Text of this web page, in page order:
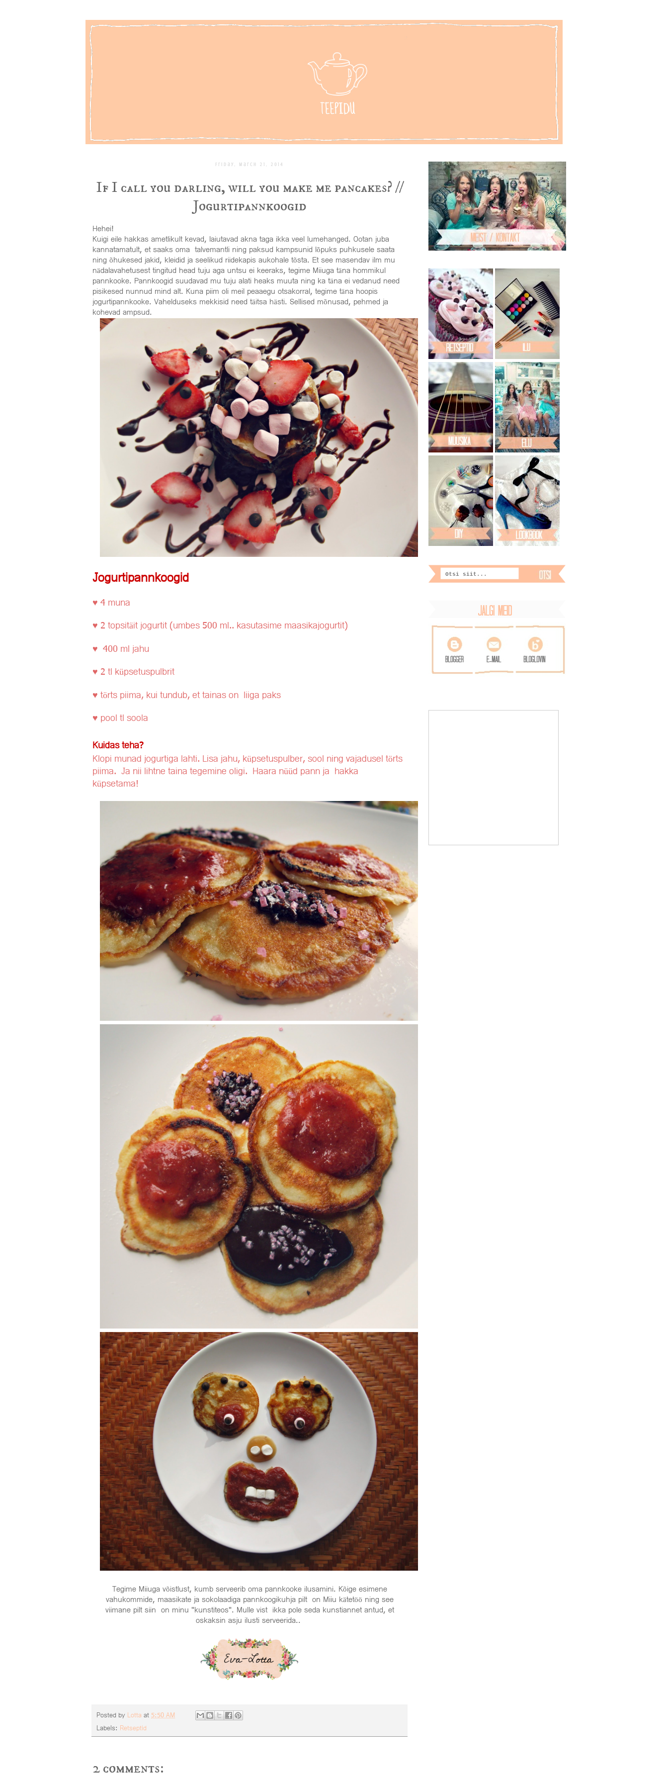
Friday, March 21, 2014
If I call you darling, will you make me pancakes? //
Jogurtipannkoogid
Hehei!
Kuigi eile hakkas ametlikult kevad, laiutavad akna taga ikka veel lumehanged. Ootan juba
kannatamatult, et saaks oma talvemantli ning paksud kampsunid lõpuks puhkusele saata
ning õhukesed jakid, kleidid ja seelikud riidekapis aukohale tõsta. Et see masendav ilm mu
nädalavahetusest tingitud head tuju aga untsu ei keeraks, tegime Miiuga täna hommikul
pannkooke. Pannkoogid suudavad mu tuju alati heaks muuta ning ka täna ei vedanud need
pisikesed nunnud mind alt. Kuna piim oli meil peaaegu otsakorral, tegime täna hoopis
jogurtipannkooke. Vahelduseks mekkisid need täitsa hästi. Sellised mõnusad, pehmed ja
kohevad ampsud.
Jogurtipannkoogid
♥ 4 muna
♥ 2 topsitäit jogurtit (umbes 500 ml.. kasutasime maasikajogurtit)
♥ 400 ml jahu
♥ 2 tl küpsetuspulbrit
♥ törts piima, kui tundub, et tainas on liiga paks
♥ pool tl soola
Kuidas teha?
Klopi munad jogurtiga lahti. Lisa jahu, küpsetuspulber, sool ning vajadusel törts
piima. Ja nii lihtne taina tegemine oligi. Haara nüüd pann ja hakka
küpsetama!
Tegime Miiuga võistlust, kumb serveerib oma pannkooke ilusamini. Kõige esimene
vahukommide, maasikate ja sokolaadiga pannkoogikuhja pilt on Miiu kätetöö ning see
viimane pilt siin on minu "kunstiteos". Mulle vist ikka pole seda kunstiannet antud, et
oskaksin asju ilusti serveerida..
Posted by Lotta at 5:50 AM
Labels: Retseptid
2 comments: